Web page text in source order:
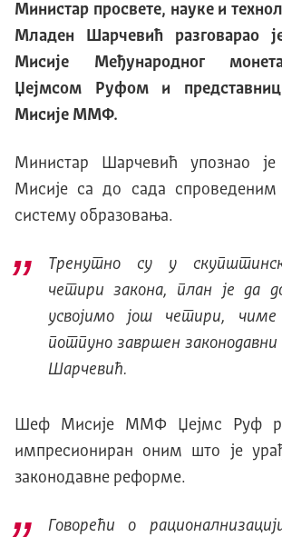
Министар просвете, науке и
Младен Шарчевић
Мисије Међународног
Џејмсом Руфом и
Мисије ММФ.
Министар Шарчевић упознао је
Мисије са до сада
систему образовања.
Тренутно су у
четири закона, план је да
усвојимо још четири,
потпуно завршен законодавни
Шарчевић.
Шеф Мисије ММФ Џејмс Руф
импресиониран оним што је
законодавне реформе.
Говорећи о